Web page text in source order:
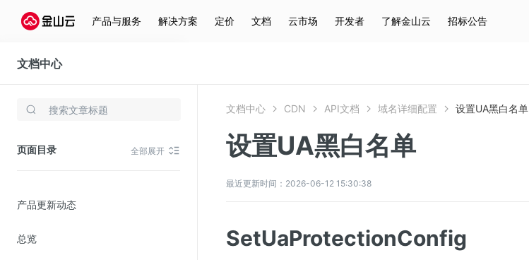
产品与服务 解决方案 定价 文档 云市场 开发者 了解金山云 招标公告
文档中心
CDN
页面目录 全部展开
产品更新动态
总览
存储与云分发
云硬盘(EBS)
文档中心 CDN API文档 域名详细配置 设置UA黑白名单
设置UA黑白名单
最近更新时间：2026-06-12 15:30:38
SetUaProtectionConfig